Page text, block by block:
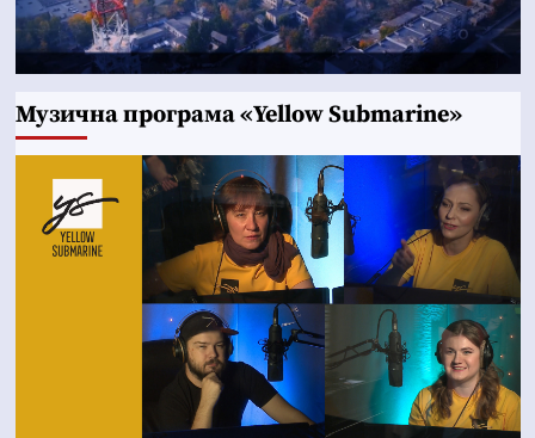
Музична програма «Yellow Submarine»